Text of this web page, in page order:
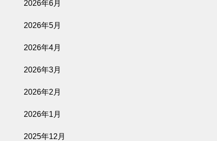
2026年6月
2026年5月
2026年4月
2026年3月
2026年2月
2026年1月
2025年12月